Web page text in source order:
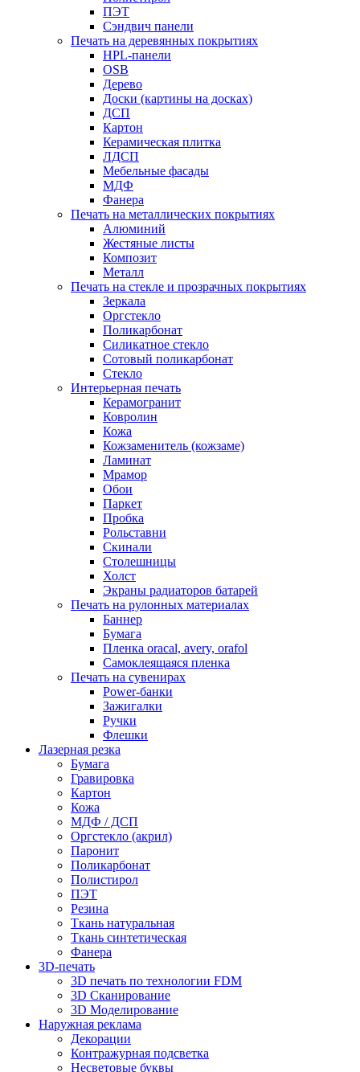
ПЭТ
Сэндвич панели
Печать на деревянных покрытиях
HPL-панели
OSB
Дерево
Доски (картины на досках)
ДСП
Картон
Керамическая плитка
ЛДСП
Мебельные фасады
МДФ
Фанера
Печать на металлических покрытиях
Алюминий
Жестяные листы
Композит
Металл
Печать на стекле и прозрачных покрытиях
Зеркала
Оргстекло
Поликарбонат
Силикатное стекло
Сотовый поликарбонат
Стекло
Интерьерная печать
Керамогранит
Ковролин
Кожа
Кожзаменитель (кожзаме)
Ламинат
Мрамор
Обои
Паркет
Пробка
Рольставни
Скинали
Столешницы
Холст
Экраны радиаторов батарей
Печать на рулонных материалах
Баннер
Бумага
Пленка oracal, avery, orafol
Самоклеящаяся пленка
Печать на сувенирах
Power-банки
Зажигалки
Ручки
Флешки
Лазерная резка
Бумага
Гравировка
Картон
Кожа
МДФ / ДСП
Оргстекло (акрил)
Паронит
Поликарбонат
Полистирол
ПЭТ
Резина
Ткань натуральная
Ткань синтетическая
Фанера
3D-печать
3D печать по технологии FDM
3D Сканирование
3D Моделирование
Наружная реклама
Декорации
Контражурная подсветка
Несветовые буквы